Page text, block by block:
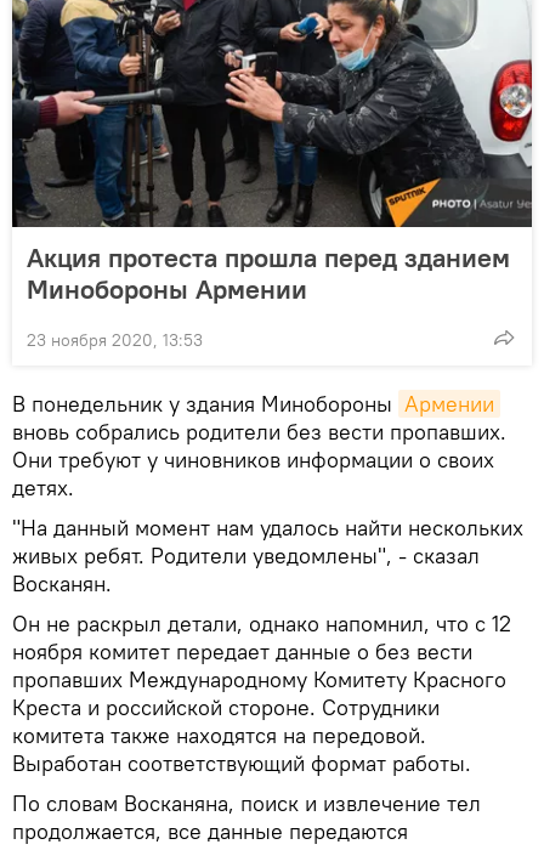
Акция протеста прошла перед зданием
Минобороны Армении
23 ноября 2020, 13:53
В понедельник у здания Минобороны Армении
вновь собрались родители без вести пропавших.
Они требуют у чиновников информации о своих
детях.
"На данный момент нам удалось найти нескольких
живых ребят. Родители уведомлены", - сказал
Восканян.
Он не раскрыл детали, однако напомнил, что с 12
ноября комитет передает данные о без вести
пропавших Международному Комитету Красного
Креста и российской стороне. Сотрудники
комитета также находятся на передовой.
Выработан соответствующий формат работы.
По словам Восканяна, поиск и извлечение тел
продолжается, все данные передаются